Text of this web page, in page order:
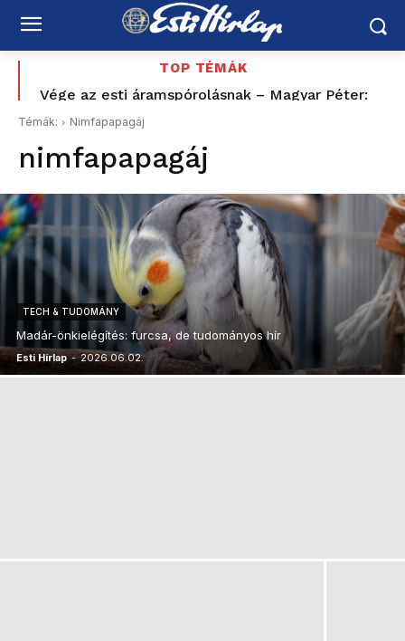
TOP TÉMÁK
Vége az esti áramspórolásnak – Magyar Péter:
péntektől nincs szükség az önkéntes
fogyasztáscsökkentésre
48 éves Ikarus tér vissza Siófokra – négy napon át
jár a nosztalgiabusz
Témák: Nimfapapagáj
nimfapapagáj
TECH & TUDOMÁNY
Madár-önkielégítés: furcsa, de tudományos hír
Esti Hírlap - 2026.06.02.